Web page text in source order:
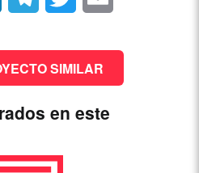
SIMILAR
en este